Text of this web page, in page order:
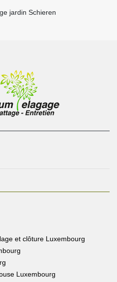
jardin Schieren
et clôture Luxembourg
Luxembourg